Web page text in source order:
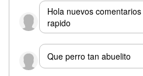
Hola nuevos
rapido
Que perro tan abuelito